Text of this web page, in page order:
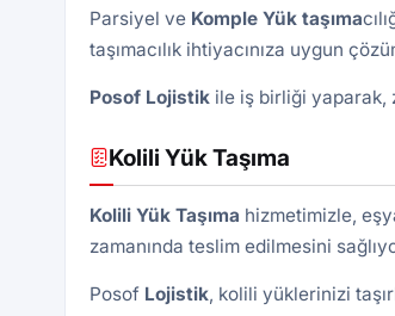
Parsiyel ve Komple Yük taşıma
taşımacılık ihtiyacınıza uygun
Posof Lojistikile iş birliği yaparak,
Kolili Yük Taşıma
Kolili Yük Taşıma hizmetimizle,
zamanında teslim edilmesini
Posof Lojistik, kolili yüklerinizi